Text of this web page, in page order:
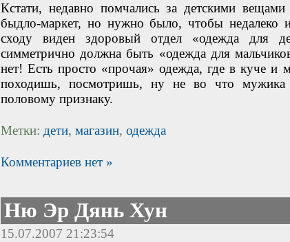
Кстати, недавно помчались за детскими
быдло-маркет, но нужно было, чтобы недалеко
сходу виден здоровый отдел «одежда для
симметрично должна быть «одежда для
нет! Есть просто «прочая» одежда, где в куче и
походишь, посмотришь, ну не во что мужика
половому признаку.
Метки: дети, магазин, одежда
Комментариев нет »
Ню Эр Дянь Хун
15.07.2007 21:23:54